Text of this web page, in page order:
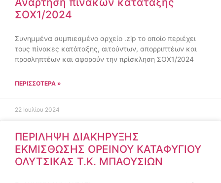
ΣΟΧ1/2024
Συνημμένα συμπιεσμένο αρχείο .zip το οποίο περιέχει
τους πίνακες κατάταξης, αιτούντων, απορριπτέων και
προσληπτέων και αφορούν την πρίσκληση ΣΟΧ1/2024
ΠΕΡΙΣΣΌΤΕΡΑ »
22 Ιουλίου 2024
ΠΕΡΙΛΗΨΗ ΔΙΑΚΗΡΥΞΗΣ
ΕΚΜΙΣΘΩΣΗΣ ΟΡΕΙΝΟΥ ΚΑΤΑΦΥΓΙΟΥ
ΟΛΥΤΣΙΚΑΣ Τ.Κ. ΜΠΑΟΥΣΙΩΝ